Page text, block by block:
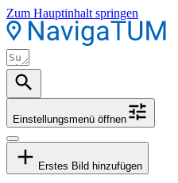
Zum Hauptinhalt springen
Einstellungsmenü öffnen
Erstes Bild hinzufügen